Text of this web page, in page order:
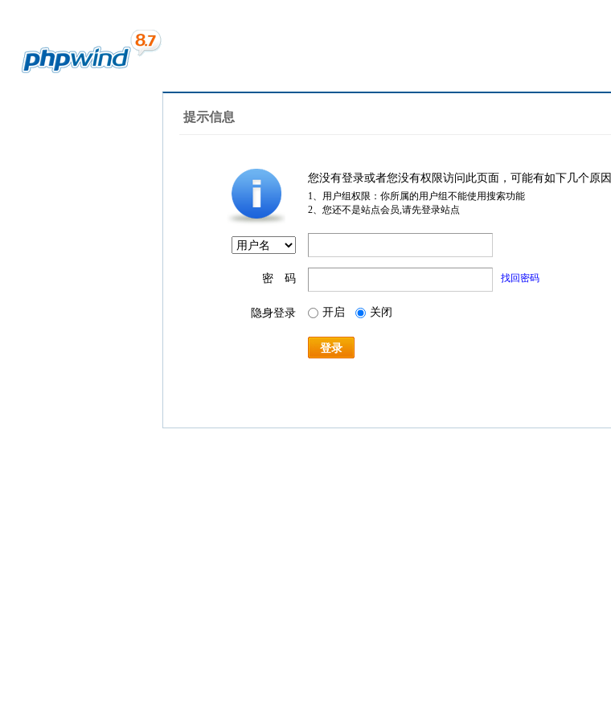
提示信息
您没有登录或者您没有权限访问此页面，可能有如下几个原因
1、用户组权限：你所属的用户组不能使用搜索功能
2、您还不是站点会员,请先登录站点
密 码 找回密码
隐身登录 开启 关闭
登录